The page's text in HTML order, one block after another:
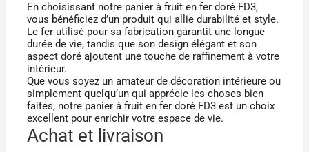
En choisissant notre panier à fruit en fer doré FD3,
vous bénéficiez d’un produit qui allie durabilité et style.
Le fer utilisé pour sa fabrication garantit une longue
durée de vie, tandis que son design élégant et son
aspect doré ajoutent une touche de raffinement à votre
intérieur.
Que vous soyez un amateur de décoration intérieure ou
simplement quelqu’un qui apprécie les choses bien
faites, notre panier à fruit en fer doré FD3 est un choix
excellent pour enrichir votre espace de vie.
Achat et livraison